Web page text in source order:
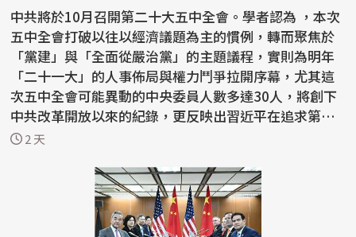
中共將於10月召開第二十大五中全會。學者認為 ，本次
五中全會打破以往以經濟議題為主的慣例，轉而聚焦於
「黨建」與「全面從嚴治黨」的主題議程，實則為明年
「二十一大」的人事佈局與權力鬥爭拉開序幕，尤其這
次五中全會可能異動的中央委員人數多達30人，將創下
中共改革開放以來的紀錄，更反映出習近平在追求第四
任期的...
2 天